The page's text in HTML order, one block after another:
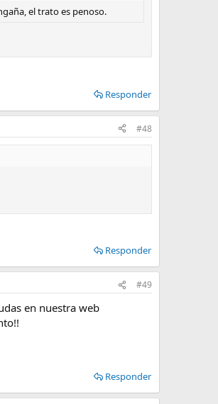
el trato es penoso.
Responder
#48
Responder
#49
en nuestra web
Responder